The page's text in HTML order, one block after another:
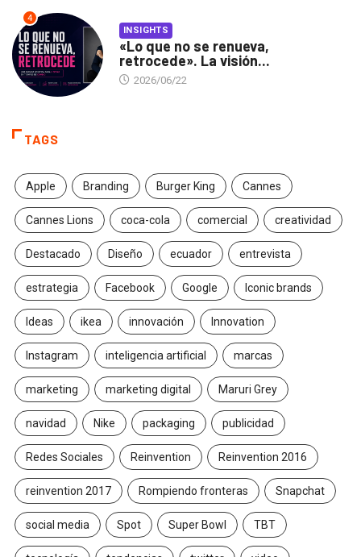
4
INSIGHTS
«Lo que no se renueva,
retrocede». La visión...
2026/06/22
TAGS
Apple Branding Burger King Cannes
Cannes Lions coca-cola comercial creatividad
Destacado Diseño ecuador entrevista
estrategia Facebook Google Iconic brands
Ideas ikea innovación Innovation
Instagram inteligencia artificial marcas
marketing marketing digital Maruri Grey
navidad Nike packaging publicidad
Redes Sociales Reinvention Reinvention 2016
reinvention 2017 Rompiendo fronteras Snapchat
social media Spot Super Bowl TBT